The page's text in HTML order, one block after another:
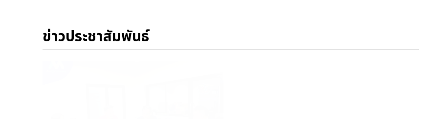
ข่าวประชาสัมพันธ์